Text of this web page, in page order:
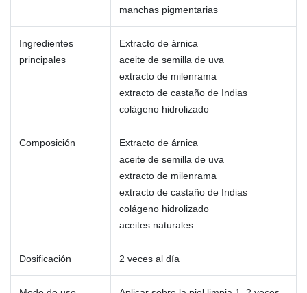
manchas pigmentarias
Ingredientes
principales
Extracto de árnica
aceite de semilla de uva
extracto de milenrama
extracto de castaño de Indias
colágeno hidrolizado
Composición
Extracto de árnica
aceite de semilla de uva
extracto de milenrama
extracto de castaño de Indias
colágeno hidrolizado
aceites naturales
Dosificación 2 veces al día